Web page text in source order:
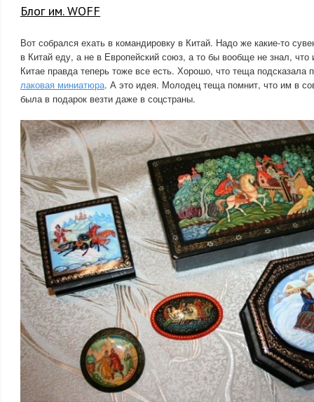
Блог им. WOFF
Вот собрался ехать в командировку в Китай. Надо же какие-то
в Китай еду, а не в Европейский союз, а то бы вообще не знал, что
Китае правда теперь тоже все есть. Хорошо, что теща подсказала
лаковая миниатюра. А это идея. Молодец теща помнит, что им в
была в подарок везти даже в соцстраны.